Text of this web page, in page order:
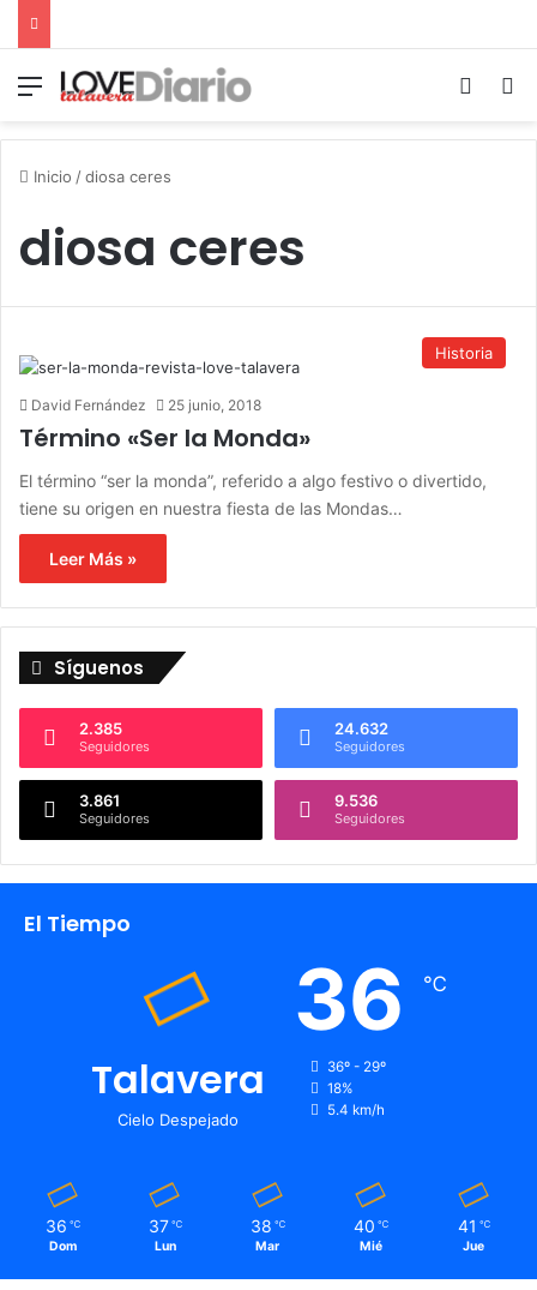
Menú
Inicio /diosa ceres
diosa ceres
Historia
David Fernández 25 junio, 2018
Término «Ser la Monda»
El término “ser la monda”, referido a algo festivo o divertido,
tiene su origen en nuestra fiesta de las Mondas…
Leer Más »
Síguenos
2.385
Seguidores
24.632
Seguidores
3.861
Seguidores
9.536
Seguidores
El Tiempo
Talavera
Cielo Despejado
36 ℃
36º - 29º
18%
5.4 km/h
36 ℃
Dom
37 ℃
Lun
38 ℃
Mar
40 ℃
Mié
41 ℃
Jue